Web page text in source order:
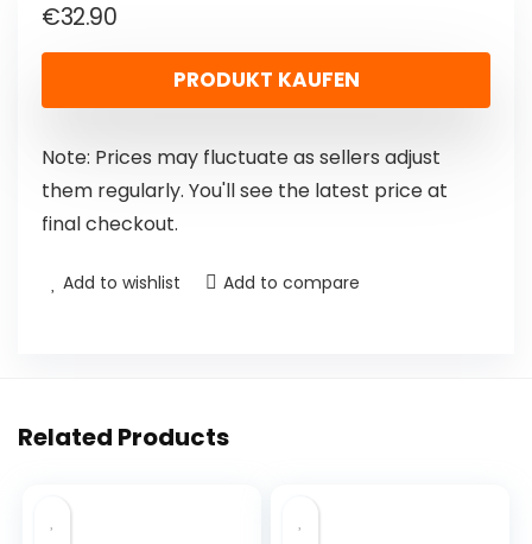
€32.90
PRODUKT KAUFEN
Note: Prices may fluctuate as sellers adjust
them regularly. You'll see the latest price at
final checkout.
Add to wishlist Add to compare
Related Products